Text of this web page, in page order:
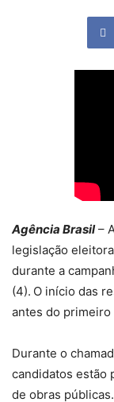
Agência Brasil–
legislação
durante a
(4). O início das
antes do
Durante o
candidatos estão
de obras